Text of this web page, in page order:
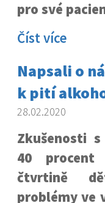
pro své
Číst více
Napsali o
k pití
28.02.2020
Zkušenosti
40 procent
čtvrtině
problémy ve